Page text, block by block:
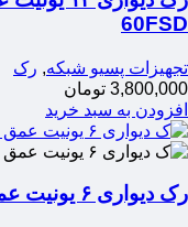
60FSD
تجهیزات پسیو شبکه, رک
3,800,000 تومان
افزودن به سبد خرید
رک دیواری ۶ یونیت عمق ۴۵ الگونت مدل LRE-06-45FS